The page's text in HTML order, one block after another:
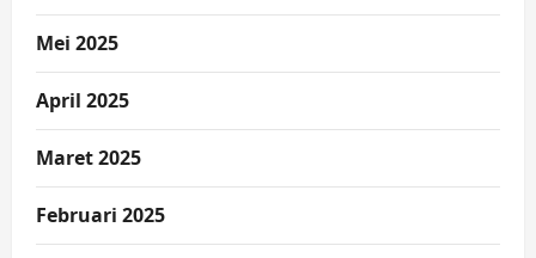
Mei 2025
April 2025
Maret 2025
Februari 2025